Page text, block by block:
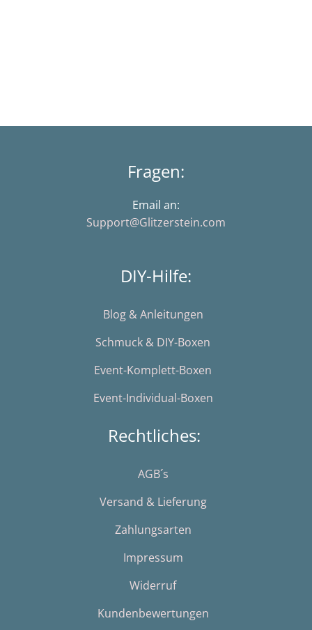
Fragen:
Email an:
Support@Glitzerstein.com
DIY-Hilfe:
Blog & Anleitungen
Schmuck & DIY-Boxen
Event-Komplett-Boxen
Event-Individual-Boxen
Rechtliches:
AGB´s
Versand & Lieferung
Zahlungsarten
Impressum
Widerruf
Kundenbewertungen